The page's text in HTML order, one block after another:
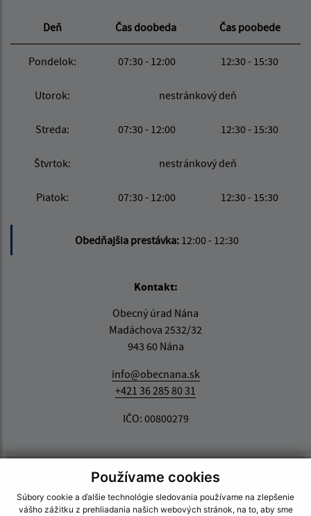
Používame cookies
Súbory cookie a ďalšie technológie sledovania používame na zlepšenie
vášho zážitku z prehliadania našich webových stránok, na to, aby sme
Deň Čas doobeda Čas poobede
Pondelok: 07:30 - 12:00 12:30 - 15:30
Utorok: nestránkový deň
Streda: 07:30 - 12:00 12:30 - 15:30
Štvrtok: nestránkový deň
Piatok: 07:30 - 12:00 12:30 - 15:30
Obedňajšia prestávka: 12:00 - 12:30
Kontakt:
Obecný úrad Nána
Madáchova 2532/32
943 60 Nána
info@obecnana.sk
+421 36 285 80 31
IČO: 00800279